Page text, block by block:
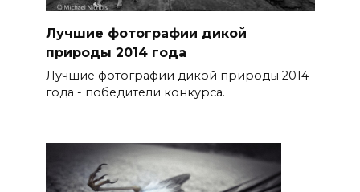
Лучшие фотографии дикой
природы 2014 года
Лучшие фотографии дикой природы 2014
года - победители конкурса.